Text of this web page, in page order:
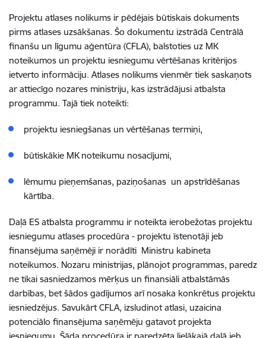
Projektu atlases nolikums ir pēdējais būtiskais dokuments
pirms atlases uzsākšanas. Šo dokumentu izstrādā Centrālā
finanšu un līgumu aģentūra (CFLA), balstoties uz MK
noteikumos un projektu iesniegumu vērtēšanas kritērijos
ietverto informāciju. Atlases nolikums vienmēr tiek saskaņots
ar attiecīgo nozares ministriju, kas izstrādājusi atbalsta
programmu. Tajā tiek noteikti:
projektu iesniegšanas un vērtēšanas termiņi,
būtiskākie MK noteikumu nosacījumi,
lēmumu pieņemšanas, paziņošanas un apstrīdēšanas
kārtība.
Daļā ES atbalsta programmu ir noteikta ierobežotas projektu
iesniegumu atlases procedūra - projektu īstenotāji jeb
finansējuma saņēmēji ir norādīti Ministru kabineta
noteikumos. Nozaru ministrijas, plānojot programmas, paredz
ne tikai sasniedzamos mērķus un finansiāli atbalstāmās
darbības, bet šādos gadījumos arī nosaka konkrētus projektu
iesniedzējus. Savukārt CFLA, izsludinot atlasi, uzaicina
potenciālo finansējuma saņēmēju gatavot projekta